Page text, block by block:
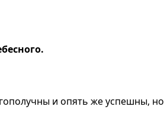
и опять же успешны, но